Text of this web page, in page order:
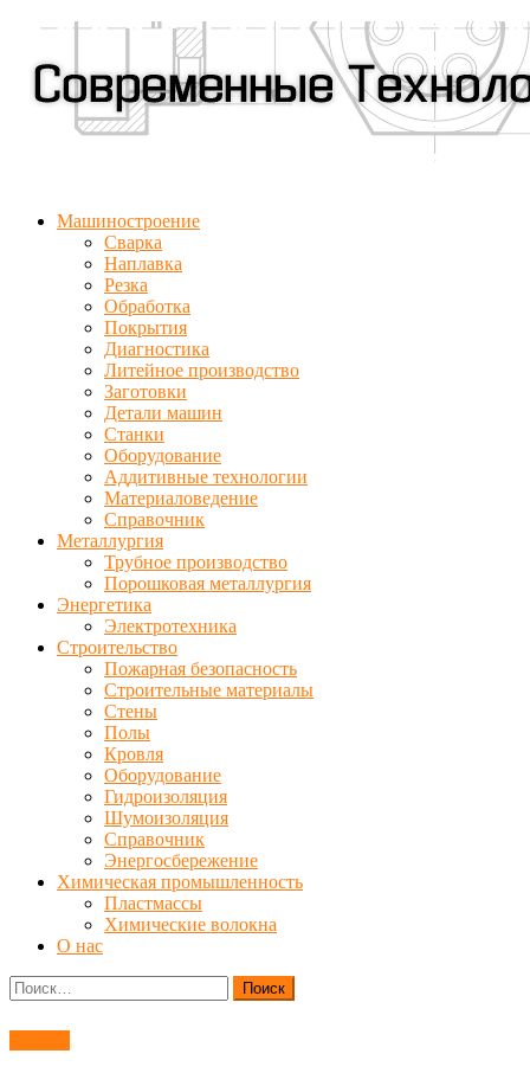
Машиностроение
Сварка
Наплавка
Резка
Обработка
Покрытия
Диагностика
Литейное производство
Заготовки
Детали машин
Станки
Оборудование
Аддитивные технологии
Материаловедение
Справочник
Металлургия
Трубное производство
Порошковая металлургия
Энергетика
Электротехника
Строительство
Пожарная безопасность
Строительные материалы
Стены
Полы
Кровля
Оборудование
Гидроизоляция
Шумоизоляция
Справочник
Энергосбережение
Химическая промышленность
Пластмассы
Химические волокна
О нас
Найти: